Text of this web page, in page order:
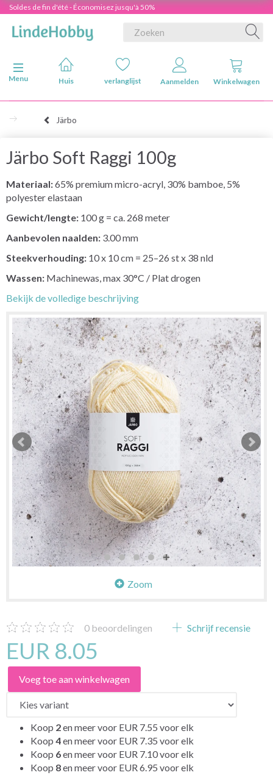
Soldes de fin d'été - Économisez jusqu'à 50%
Navigatie in-/uitschakelen
Menu
Huis verlanglijst Aanmelden Winkelwagen
Järbo
Järbo Soft Raggi 100g
Materiaal:65% premium micro-acryl, 30% bamboe, 5%
polyester elastaan
Gewicht/lengte: 100 g = ca. 268 meter
Aanbevolen naalden: 3.00 mm
Steekverhouding: 10 x 10 cm = 25–26 st x 38 nld
Wassen: Machinewas, max 30°C / Plat drogen
Bekijk de volledige beschrijving
Zoom
0 beoordelingen Schrijf recensie
EUR 8.05
Voeg toe aan winkelwagen
Koop 2en meer voor EUR 7.55 voor elk
Koop 4en meer voor EUR 7.35 voor elk
Koop 6en meer voor EUR 7.10voor elk
Koop 8en meer voor EUR 6.95 voor elk